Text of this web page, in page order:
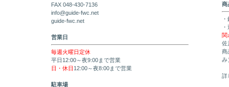
FAX 048-430-7136
info@guide-fwc.net
guide-fwc.net
営業日
毎週火曜日定休
平日12:00～夜9:00まで営業
日・休日 12:00～夜8:00まで営業
駐車場
商
関
佐
商
み
詳